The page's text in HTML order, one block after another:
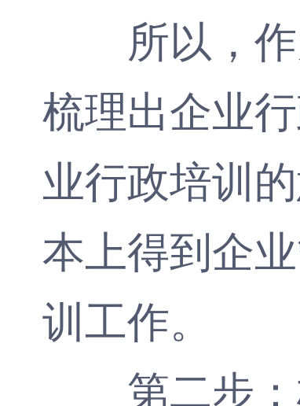
所以，作
梳理出企业
业行政培训
本上得到企
训工作。
第二步：